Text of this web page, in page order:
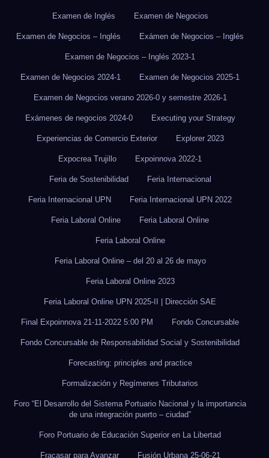
Examen de Inglés Examen de Negocios
Examen de Negocios – Inglés Exámen de Negocios – Inglés
Examen de Negocios – Inglés 2023-1
Examen de Negocios 2024-1 Examen de Negocios 2025-1
Examen de Negocios verano 2026-0 y semestre 2026-1
Exámenes de negocios 2024-0 Executing your Strategy
Experiencias de Comercio Exterior Explorer 2023
Expocrea Trujillo Expoinnova 2022-1
Feria de Sostenibilidad Feria Internacional
Feria Internacional UPN Feria Internacional UPN 2022
Feria Laboral Online Feria Laboral Online
Feria Laboral Online
Feria Laboral Online – del 20 al 26 de mayo
Feria Laboral Online 2023
Feria Laboral Online UPN 2025-II | Dirección SAE
Final Expoinnova 21-11-2022 5:00 PM Fondo Concursable
Fondo Concursable de Responsabilidad Social y Sostenibilidad
Forecasting: principles and practice
Formalización y Regímenes Tributarios
Foro “El Desarrollo del Sistema Portuario Nacional y la importancia
de una integración puerto – ciudad”
Foro Portuario de Educación Superior en La Libertad
Fracasar para Avanzar Fusión Urbana 25-06-21